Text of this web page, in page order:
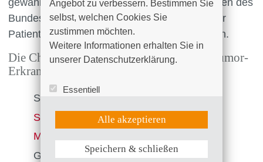
gewährleistet eine der größten Intensivstationen des
Bundeslandes die fachgerechte Betreuung der
Patienten nach großen Resektionsoperationen.
Die Chirurgische Klinik befasst sich mit Tumor-
Erkrankungen von:
Schilddrüse
Speiseröhre
Magen
Gallenblase und Gallengang
Angebot zu verbessern. Bestimmen Sie
selbst, welchen Cookies Sie
zustimmen möchten.
Weitere Informationen erhalten Sie in
unserer Datenschutzerklärung.
Essentiell
UX (Hotjar)
Weitere Informationen anzeigen
Alle akzeptieren
Speichern & schließen